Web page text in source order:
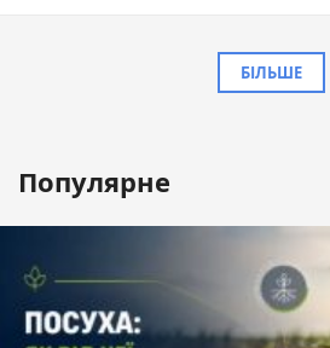
БІЛЬШЕ
Популярне